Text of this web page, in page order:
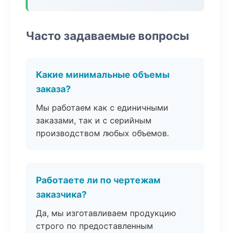
Часто задаваемые вопросы
Какие минимальные объемы
заказа?
Мы работаем как с единичными
заказами, так и с серийным
производством любых объемов.
Работаете ли по чертежам
заказчика?
Да, мы изготавливаем продукцию
строго по предоставленным